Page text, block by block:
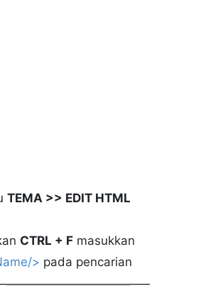
TEMA >> EDIT HTML
CTRL + F masukkan
> pada pencarian